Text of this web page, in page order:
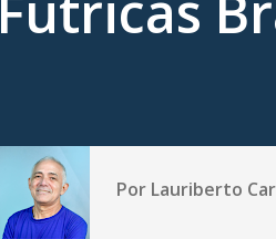
Por Lauriberto